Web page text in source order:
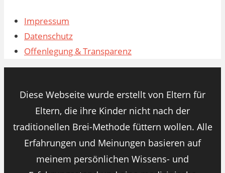
Impressum
Datenschutz
Offenlegung & Transparenz
Diese Webseite wurde erstellt von Eltern für
Eltern, die ihre Kinder nicht nach der
traditionellen Brei-Methode füttern wollen. Alle
Erfahrungen und Meinungen basieren auf
meinem persönlichen Wissens- und